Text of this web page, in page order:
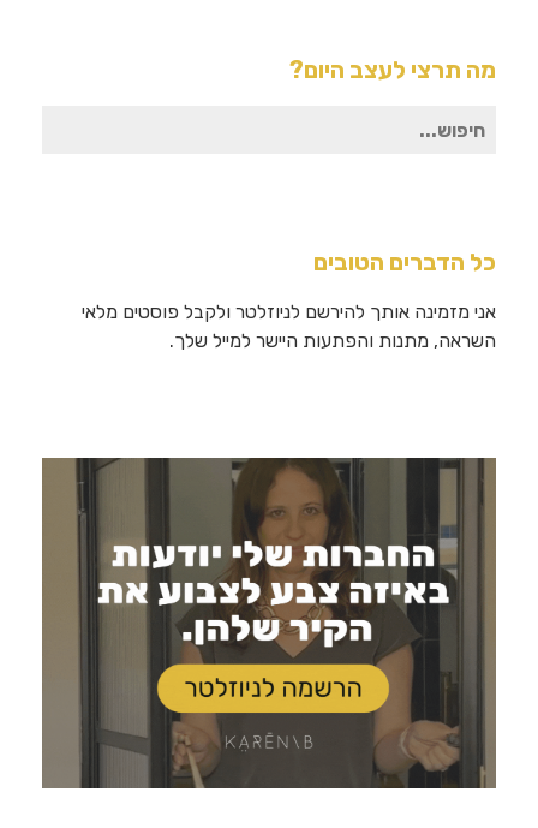
מה תרצי לעצב היום?
חיפוש
כל הדברים הטובים
אני מזמינה אותך להירשם לניוזלטר ולקבל פוסטים מלאי
השראה, מתנות והפתעות היישר למייל שלך.